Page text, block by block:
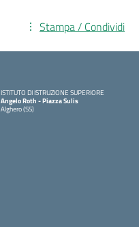
Stampa / Condividi
ISTITUTO DI ISTRUZIONE SUPERIORE
Angelo Roth - Piazza Sulis
Alghero (SS)
— Visita la pagina iniziale della scuola